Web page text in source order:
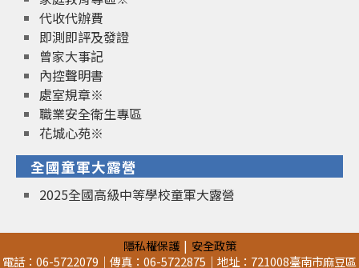
代收代辦費
即測即評及發證
曾家大事記
內控聲明書
處室規章※
職業安全衛生專區
花城心苑※
全國童軍大露營
2025全國高級中等學校童軍大露營
隱私權保護
安全政策
電話：06-5722079｜傳真：06-5722875｜地址：721008臺南市麻豆區